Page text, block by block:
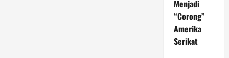
Menjadi
“Corong”
Amerika
Serikat